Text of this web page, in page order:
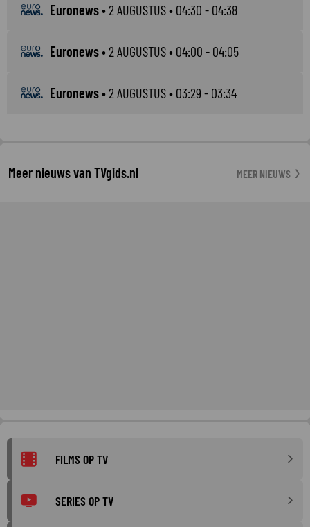
Euronews•2 AUGUSTUS• 04:30 - 04:38
Euronews•2 AUGUSTUS• 04:00 - 04:05
Euronews•2 AUGUSTUS• 03:29 - 03:34
Meer nieuws van TVgids.nl MEER NIEUWS
FILMS OP TV
SERIES OP TV